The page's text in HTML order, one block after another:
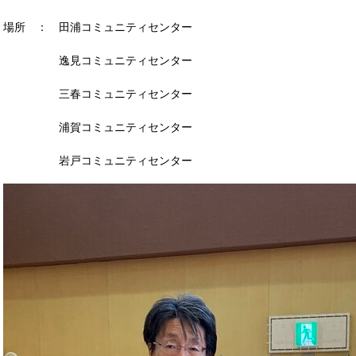
場所 ： 田浦コミュニティセンター
逸見コミュニティセンター
三春コミュニティセンター
浦賀コミュニティセンター
岩戸コミュニティセンター